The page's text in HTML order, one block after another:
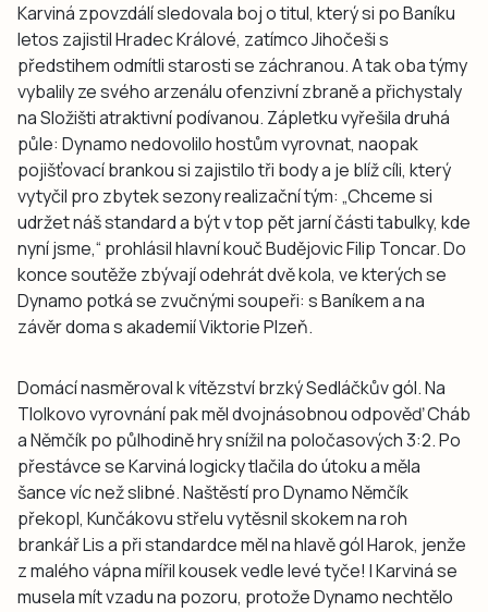
Karviná zpovzdálí sledovala boj o titul, který si po Baníku
letos zajistil Hradec Králové, zatímco Jihočeši s
předstihem odmítli starosti se záchranou. A tak oba týmy
vybalily ze svého arzenálu ofenzivní zbraně a přichystaly
na Složišti atraktivní podívanou. Zápletku vyřešila druhá
půle: Dynamo nedovolilo hostům vyrovnat, naopak
pojišťovací brankou si zajistilo tři body a je blíž cíli, který
vytyčil pro zbytek sezony realizační tým: „Chceme si
udržet náš standard a být v top pět jarní části tabulky, kde
nyní jsme,“ prohlásil hlavní kouč Budějovic Filip Toncar. Do
konce soutěže zbývají odehrát dvě kola, ve kterých se
Dynamo potká se zvučnými soupeři: s Baníkem a na
závěr doma s akademií Viktorie Plzeň.
Domácí nasměroval k vítězství brzký Sedláčkův gól. Na
Tlolkovo vyrovnání pak měl dvojnásobnou odpověď Cháb
a Němčík po půlhodině hry snížil na poločasových 3:2. Po
přestávce se Karviná logicky tlačila do útoku a měla
šance víc než slibné. Naštěstí pro Dynamo Němčík
překopl, Kunčákovu střelu vytěsnil skokem na roh
brankář Lis a při standardce měl na hlavě gól Harok, jenže
z malého vápna mířil kousek vedle levé tyče! I Karviná se
musela mít vzadu na pozoru, protože Dynamo nechtělo